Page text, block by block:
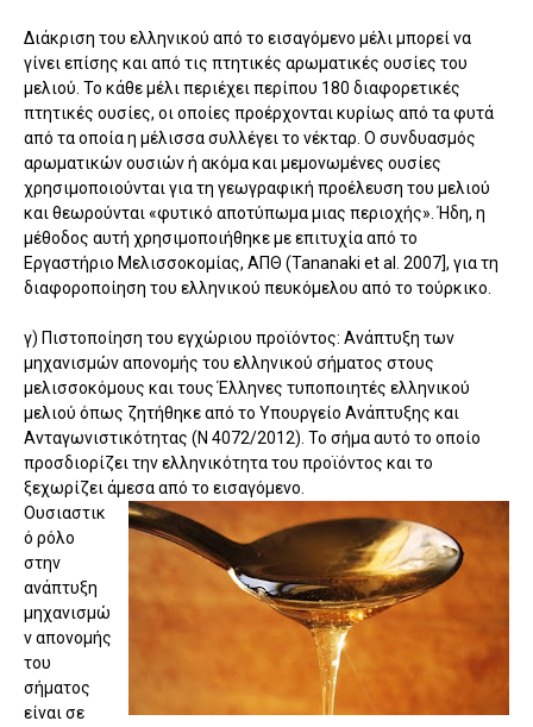
Διάκριση του ελληνικού από το εισαγόμενο μέλι μπορεί να
γίνει επίσης και από τις πτητικές αρωματικές ουσίες του
μελιού. Το κάθε μέλι περιέχει περίπου 180 διαφορετικές
πτητικές ουσίες, οι οποίες προέρχονται κυρίως από τα φυτά
από τα οποία η μέλισσα συλλέγει το νέκταρ. Ο συνδυασμός
αρωματικών ουσιών ή ακόμα και μεμονωμένες ουσίες
χρησιμοποιούνται για τη γεωγραφική προέλευση του μελιού
και θεωρούνται «φυτικό αποτύπωμα μιας περιοχής». Ήδη, η
μέθοδος αυτή χρησιμοποιήθηκε με επιτυχία από το
Εργαστήριο Μελισσοκομίας, ΑΠΘ (Tananaki et al. 2007], για τη
διαφοροποίηση του ελληνικού πευκόμελου από το τούρκικο.
γ) Πιστοποίηση του εγχώριου προϊόντος: Ανάπτυξη των
μηχανισμών απονομής του ελληνικού σήματος στους
μελισσοκόμους και τους Έλληνες τυποποιητές ελληνικού
μελιού όπως ζητήθηκε από το Υπουργείο Ανάπτυξης και
Ανταγωνιστικότητας (Ν 4072/2012). Το σήμα αυτό το οποίο
προσδιορίζει την ελληνικότητα του προϊόντος και το
ξεχωρίζει άμεσα από το εισαγόμενο.
Ουσιαστικ
ό ρόλο
στην
ανάπτυξη
μηχανισμώ
ν απονομής
του
σήματος
είναι σε